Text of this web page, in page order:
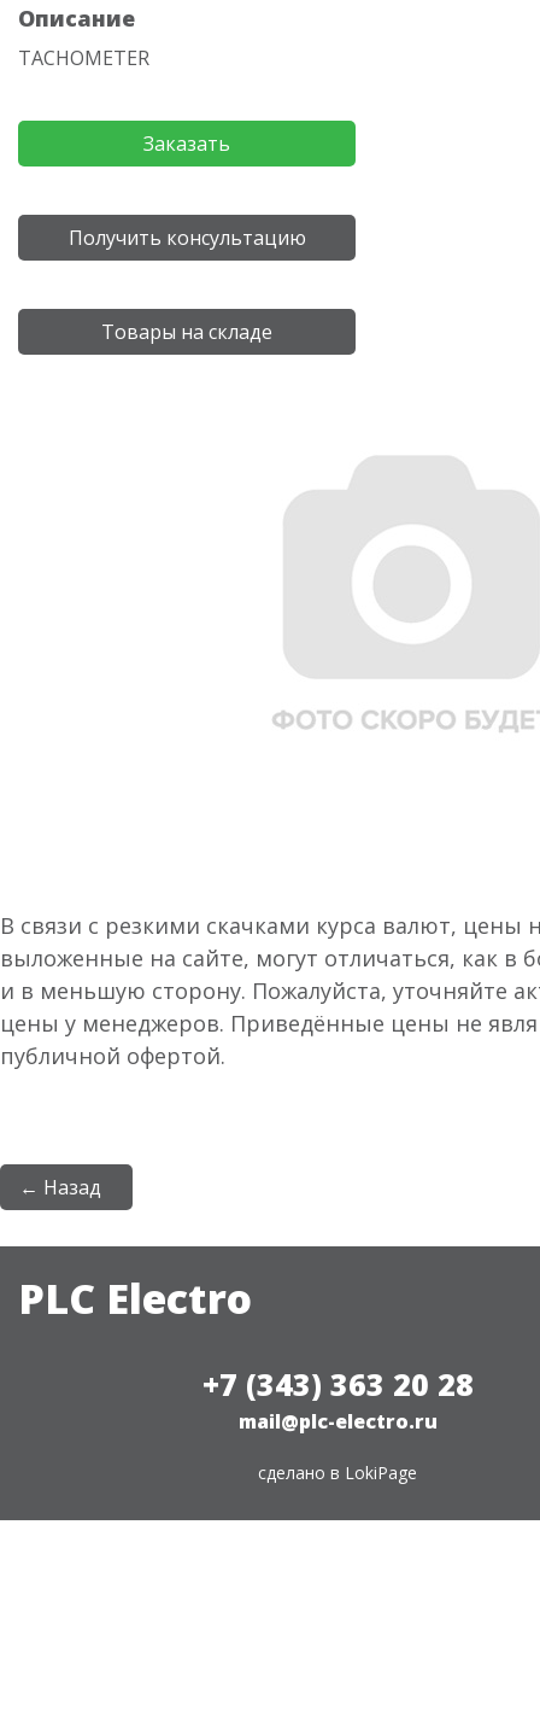
Описание
TACHOMETER
Заказать
Получить консультацию
Товары на складе
В связи с резкими скачками курса валют, цены
выложенные на сайте, могут отличаться, как в
и в меньшую сторону. Пожалуйста, уточняйте
цены у менеджеров. Приведённые цены не
публичной офертой.
← Назад
PLC Electro
+7 (343) 363 20 28
mail@plc-electro.ru
сделано в LokiPage